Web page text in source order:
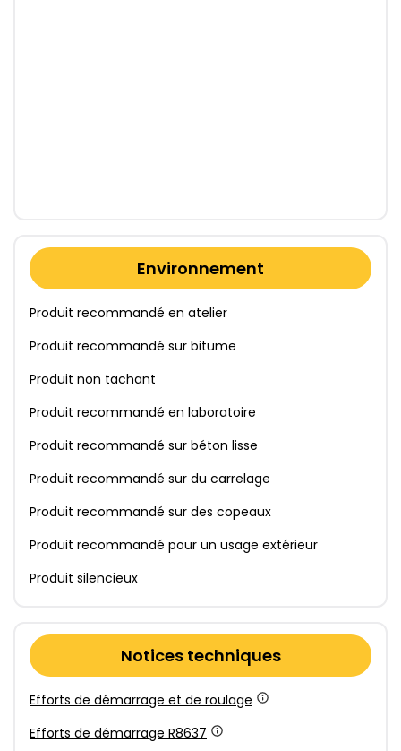
Environnement
Produit recommandé en atelier
Produit recommandé sur bitume
Produit non tachant
Produit recommandé en laboratoire
Produit recommandé sur béton lisse
Produit recommandé sur du carrelage
Produit recommandé sur des copeaux
Produit recommandé pour un usage extérieur
Produit silencieux
Notices techniques
Efforts de démarrage et de roulage
Efforts de démarrage R8637